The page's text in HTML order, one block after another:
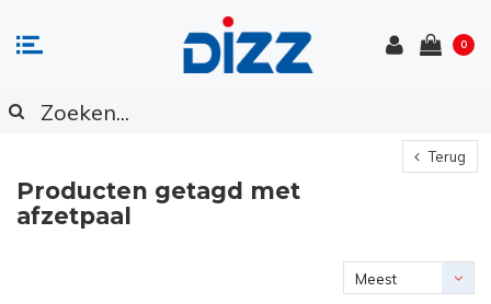
0
Terug
Producten getagd met
afzetpaal
Meest